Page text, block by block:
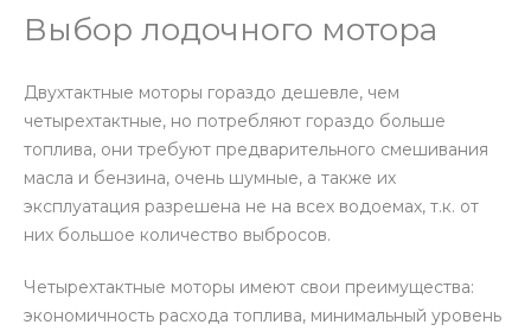
Выбор лодочного мотора
Двухтактные моторы гораздо дешевле, чем
четырехтактные, но потребляют гораздо больше
топлива, они требуют предварительного смешивания
масла и бензина, очень шумные, а также их
эксплуатация разрешена не на всех водоемах, т.к. от
них большое количество выбросов.
Четырехтактные моторы имеют свои преимущества:
экономичность расхода топлива, минимальный уровень